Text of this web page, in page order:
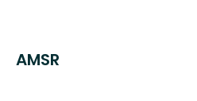
AMSR